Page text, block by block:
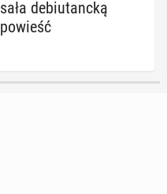
sa­ła de­biu­tanc­ką
powieść